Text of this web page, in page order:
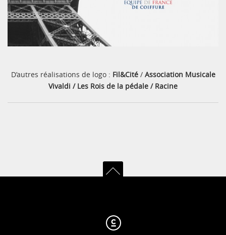
D’autres réalisations de logo : Fil&Cité/ Association Musicale
Vivaldi / Les Rois de la pédale / Racine